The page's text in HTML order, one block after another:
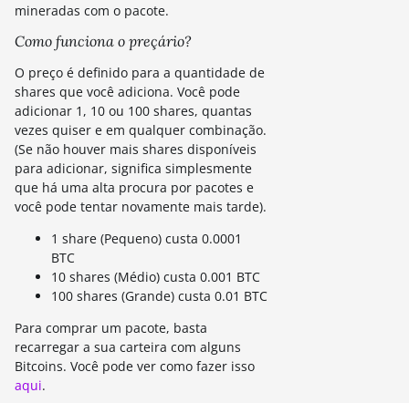
mineradas com o pacote.
Como funciona o preçário?
O preço é definido para a quantidade de
shares que você adiciona. Você pode
adicionar 1, 10 ou 100 shares, quantas
vezes quiser e em qualquer combinação.
(Se não houver mais shares disponíveis
para adicionar, significa simplesmente
que há uma alta procura por pacotes e
você pode tentar novamente mais tarde).
1 share (Pequeno) custa 0.0001
BTC
10 shares (Médio) custa 0.001 BTC
100 shares (Grande) custa 0.01 BTC
Para comprar um pacote, basta
recarregar a sua carteira com alguns
Bitcoins. Você pode ver como fazer isso
aqui.